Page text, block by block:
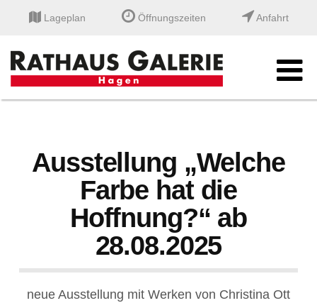
Lageplan Öffnungszeiten Anfahrt
Ausstellung „Welche
Farbe hat die
Hoffnung?“ ab
28.08.2025
neue Ausstellung mit Werken von Christina Ott